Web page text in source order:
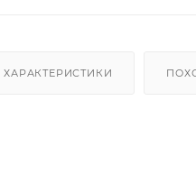
ХАРАКТЕРИСТИКИ